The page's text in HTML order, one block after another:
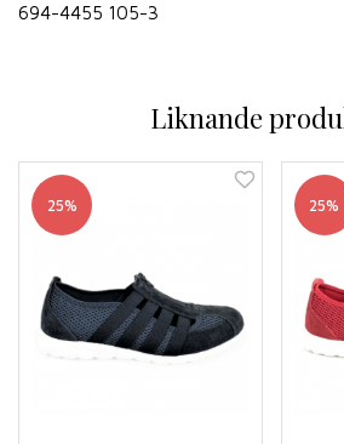
694-4455 105-3
Liknande
25% 25%